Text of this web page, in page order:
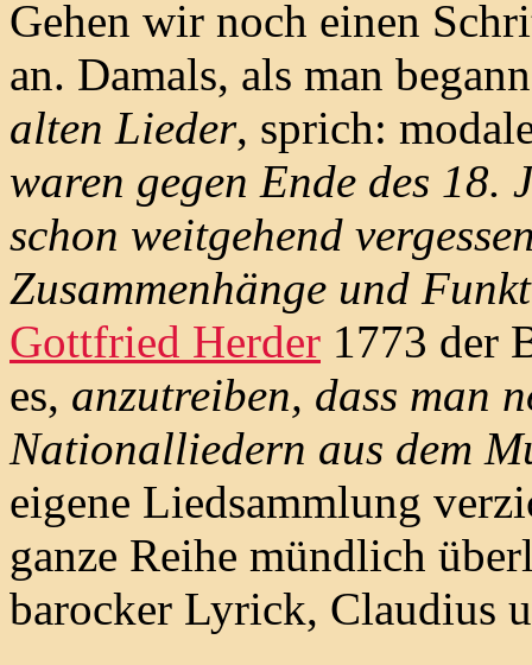
Gehen wir noch einen
an. Damals, als man
alten Lieder, sprich:
waren gegen Ende des
schon weitgehend
Zusammenhänge und
Gottfried Herder 1773 der
es, anzutreiben, dass man
Nationalliedern aus dem
eigene Liedsammlung
ganze Reihe mündlich
barocker Lyrick, Claudius